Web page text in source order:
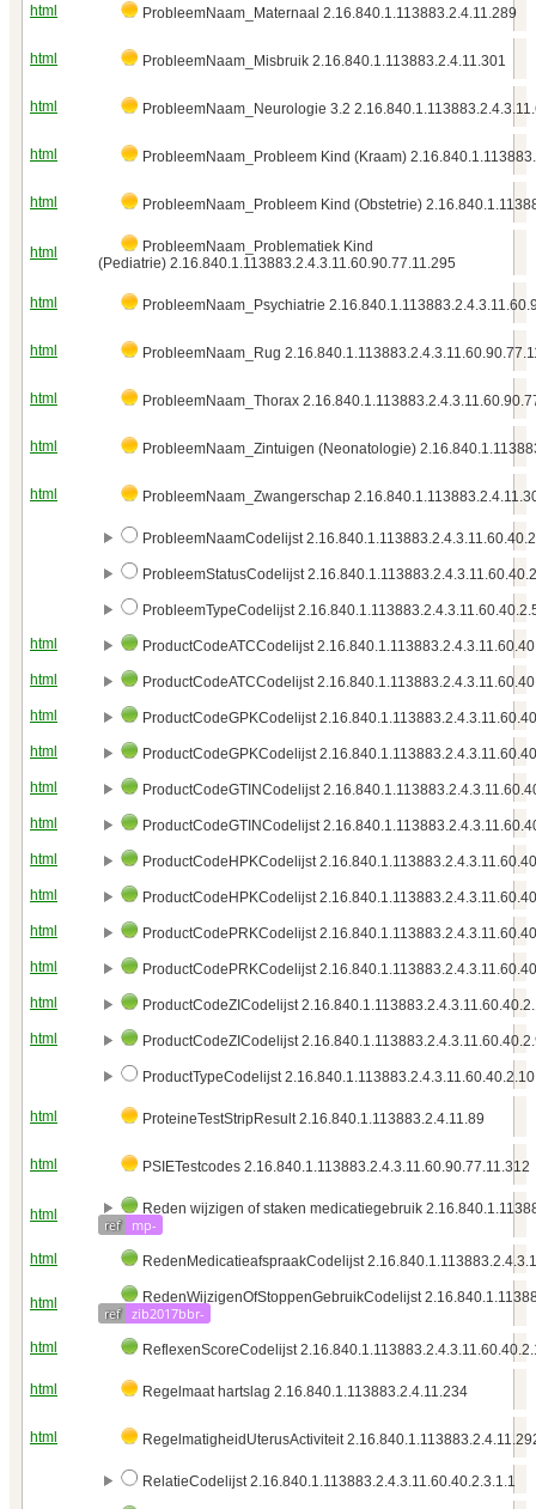
html ProbleemNaam_Maternaal 2.16.840.1.113883.2.4.11.289
html ProbleemNaam_Misbruik 2.16.840.1.113883.2.4.11.301
html ProbleemNaam_Neurologie 3.2
html ProbleemNaam_Probleem Kind (Kraam)
html ProbleemNaam_Probleem Kind (Obstetrie)
html
ProbleemNaam_Problematiek Kind
(Pediatrie) 2.16.840.1.113883.2.4.3.11.60.90.77.11.295
html ProbleemNaam_Psychiatrie
html ProbleemNaam_Rug
html ProbleemNaam_Thorax
html ProbleemNaam_Zintuigen (Neonatologie)
html ProbleemNaam_Zwangerschap
ProbleemNaamCodelijst
ProbleemStatusCodelijst
ProbleemTypeCodelijst
html
ProductCodeATCCodelijst
html
ProductCodeATCCodelijst
html
ProductCodeGPKCodelijst
html
ProductCodeGPKCodelijst
html
ProductCodeGTINCodelijst
html
ProductCodeGTINCodelijst
html
ProductCodeHPKCodelijst
html
ProductCodeHPKCodelijst
html
ProductCodePRKCodelijst
html
ProductCodePRKCodelijst
html
ProductCodeZICodelijst
html
ProductCodeZICodelijst
ProductTypeCodelijst
html ProteineTestStripResult 2.16.840.1.113883.2.4.11.89
html PSIETestcodes 2.16.840.1.113883.2.4.3.11.60.90.77.11.312
html Reden wijzigen of staken medicatiegebruik
ref mp-
html RedenMedicatieafspraakCodelijst
html RedenWijzigenOfStoppenGebruikCodelijst
ref zib2017bbr-
html ReflexenScoreCodelijst
html Regelmaat hartslag 2.16.840.1.113883.2.4.11.234
html RegelmatigheidUterusActiviteit
RelatieCodelijst 2.16.840.1.113883.2.4.3.11.60.40.2.3.1.1